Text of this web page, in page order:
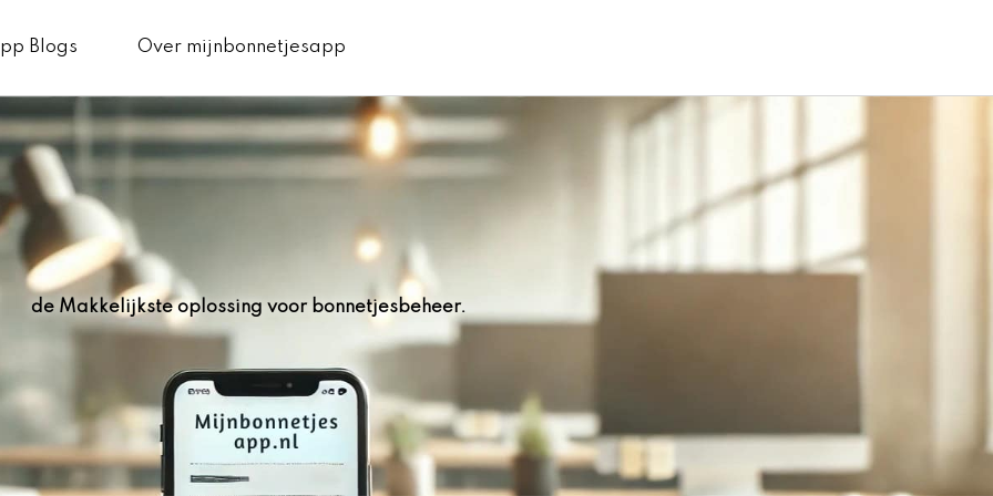
Blogs Over mijnbonnetjesapp
de Makkelijkste oplossing voor bonnetjesbeheer.